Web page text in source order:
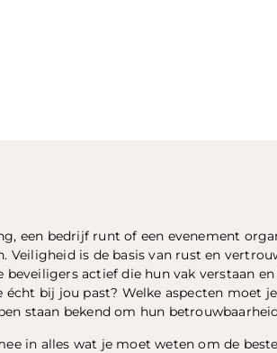
een bedrijf runt of een evenement
is de basis van rust en
actief die hun vak verstaan
bij jou past? Welke aspecten moet
staan bekend om hun
in alles wat je moet weten om de